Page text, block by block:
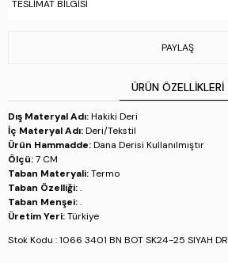
Üretim Yeri:Türkiye
TESLIMAT BILGISI
PAYLAŞ
ÜRÜN ÖZELLIKLERI
Dış Materyal Adı:Hakiki Deri
İç Materyal Adı:Deri/Tekstil
Ürün Hammadde:Dana Derisi Kullanılmıştır
Ölçü:7 CM
Taban Materyali:Termo
Taban Özelliği:.
Taban Menşei:.
Üretim Yeri:Türkiye
Stok Kodu : 1066 3401 BN BOT SK24-25 SIYAH DR